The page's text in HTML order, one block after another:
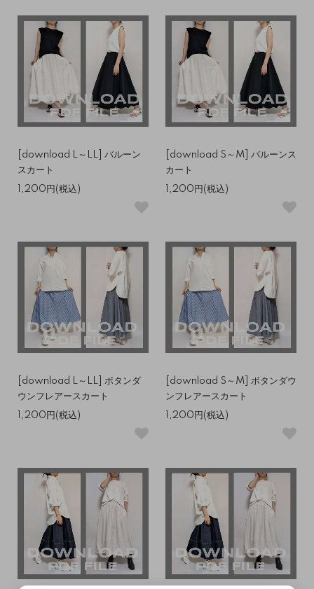
[download L～LL] バルーン
スカート
1,200円(税込)
[download S～M] バルーンス
カート
1,200円(税込)
[download L～LL] ボタンダ
ウンフレアースカート
1,200円(税込)
[download S～M] ボタンダウ
ンフレアースカート
1,200円(税込)